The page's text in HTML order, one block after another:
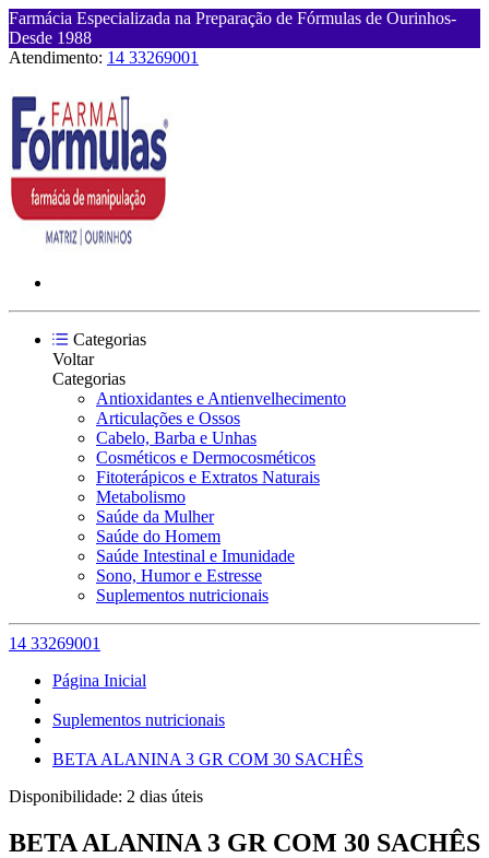
Farmácia Especializada na Preparação de Fórmulas de Ourinhos-
Desde 1988
Atendimento: 14 33269001
Categorias
Voltar
Categorias
Antioxidantes e Antienvelhecimento
Articulações e Ossos
Cabelo, Barba e Unhas
Cosméticos e Dermocosméticos
Fitoterápicos e Extratos Naturais
Metabolismo
Saúde da Mulher
Saúde do Homem
Saúde Intestinal e Imunidade
Sono, Humor e Estresse
Suplementos nutricionais
14 33269001
Página Inicial
Suplementos nutricionais
BETA ALANINA 3 GR COM 30 SACHÊS
Disponibilidade: 2 dias úteis
BETA ALANINA 3 GR COM 30 SACHÊS